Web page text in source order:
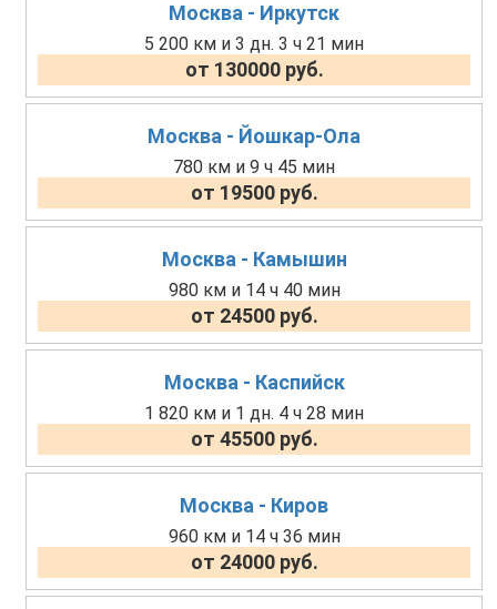
Москва - Иркутск
5 200 км и 3 дн. 3 ч 21 мин
от 130000 руб.
Москва - Йошкар-Ола
780 км и 9 ч 45 мин
от 19500 руб.
Москва - Камышин
980 км и 14 ч 40 мин
от 24500 руб.
Москва - Каспийск
1 820 км и 1 дн. 4 ч 28 мин
от 45500 руб.
Москва - Киров
960 км и 14 ч 36 мин
от 24000 руб.